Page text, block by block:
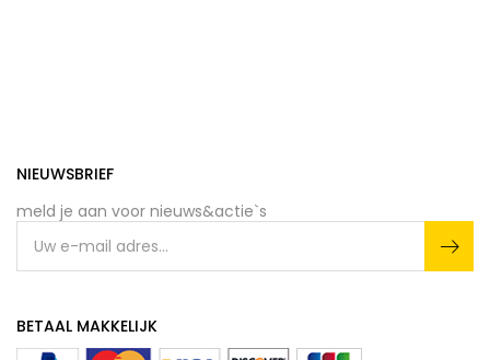
NIEUWSBRIEF
meld je aan voor nieuws&actie`s
BETAAL MAKKELIJK